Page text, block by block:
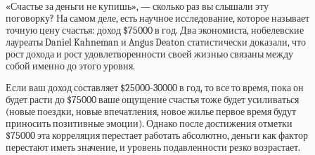
«Счастье за деньги не купишь», — сколько раз вы слышали эту
поговорку? На самом деле, есть научное исследование, которое называет
точную цену счастья: доход $75000 в год. Два экономиста, нобелевские
лауреаты Daniel Kahneman и Angus Deaton статистически доказали, что
рост дохода и рост удовлетворенности своей жизнью связаны между
собой именно до этого уровня.
Если ваш доход составляет $25000-30000 в год, то все то время, пока он
будет расти до $75000 ваше ощущение счастья тоже будет усиливаться
(новые поездки, новые впечатления, новое жилье первое время будут
приносить позитивные эмоции). Однако после достижения отметки
$75000 эта корреляция перестает работать абсолютно, деньги как фактор
перестают иметь значение, и уровень подавленности резко возрастает.